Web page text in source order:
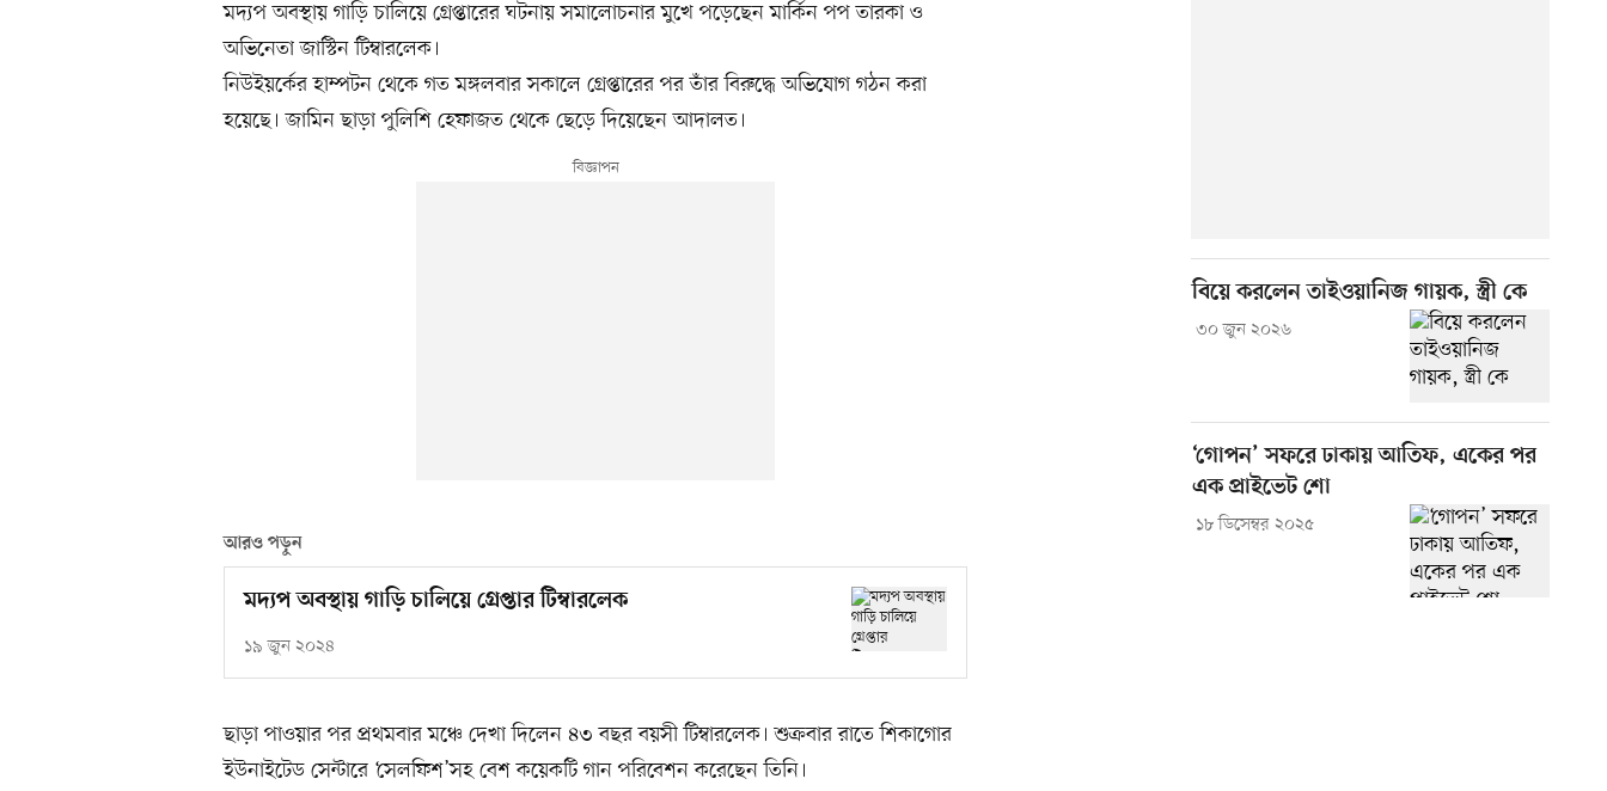
মদ্যপ অবস্থায় গাড়ি চালিয়ে গ্রেপ্তারের ঘটনায় সমালোচনার মুখে পড়েছেন মার্কিন পপ তারকা ও
অভিনেতা জাস্টিন টিম্বারলেক।
নিউইয়র্কের হাম্পটন থেকে গত মঙ্গলবার সকালে গ্রেপ্তারের পর তাঁর বিরুদ্ধে অভিযোগ গঠন করা
হয়েছে। জামিন ছাড়া পুলিশি হেফাজত থেকে ছেড়ে দিয়েছেন আদালত।
আরও পড়ুন
মদ্যপ অবস্থায় গাড়ি চালিয়ে গ্রেপ্তার টিম্বারলেক
১৯ জুন ২০২৪
ছাড়া পাওয়ার পর প্রথমবার মঞ্চে দেখা দিলেন ৪৩ বছর বয়সী টিম্বারলেক। শুক্রবার রাতে শিকাগোর
ইউনাইটেড সেন্টারে ‘সেলফিশ’সহ বেশ কয়েকটি গান পরিবেশন করেছেন তিনি।
বিয়ে করলেন তাইওয়ানিজ গায়ক, স্ত্রী কে
৩০ জুন ২০২৬
‘গোপন’ সফরে ঢাকায় আতিফ, একের পর
এক প্রাইভেট শো
১৮ ডিসেম্বর ২০২৫